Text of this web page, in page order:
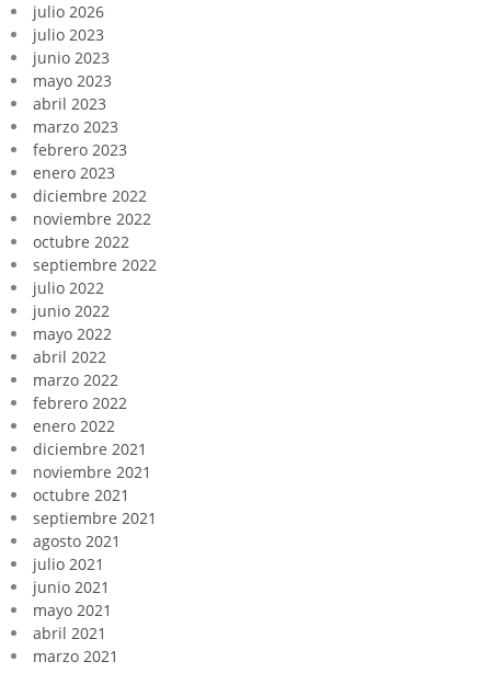
julio 2026
julio 2023
junio 2023
mayo 2023
abril 2023
marzo 2023
febrero 2023
enero 2023
diciembre 2022
noviembre 2022
octubre 2022
septiembre 2022
julio 2022
junio 2022
mayo 2022
abril 2022
marzo 2022
febrero 2022
enero 2022
diciembre 2021
noviembre 2021
octubre 2021
septiembre 2021
agosto 2021
julio 2021
junio 2021
mayo 2021
abril 2021
marzo 2021